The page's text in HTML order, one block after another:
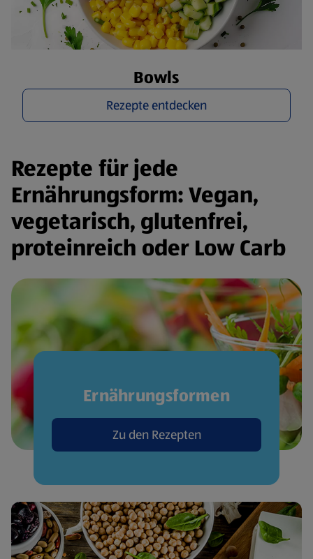
Bowls
Rezepte entdecken
Rezepte für jede
Ernährungsform: Vegan,
vegetarisch, glutenfrei,
proteinreich oder Low Carb
Ernährungsformen
Zu den Rezepten